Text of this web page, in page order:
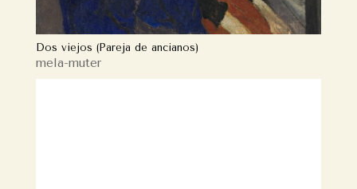
Dos viejos (Pareja de ancianos)
mela-muter